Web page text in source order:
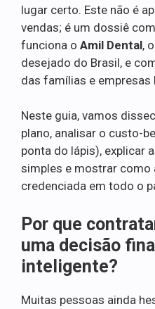
lugar certo. Este não é
vendas; é um dossiê
funciona o Amil Dental,
desejado do Brasil, e
das famílias e empresas
Neste guia, vamos
plano, analisar o custo-
ponta do lápis), explicar
simples e mostrar como
credenciada em todo o
Por que
uma decisão
inteligente?
Muitas pessoas ainda